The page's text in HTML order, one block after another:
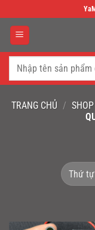
to
content
Tìm
TRANG CHỦ / SHOP